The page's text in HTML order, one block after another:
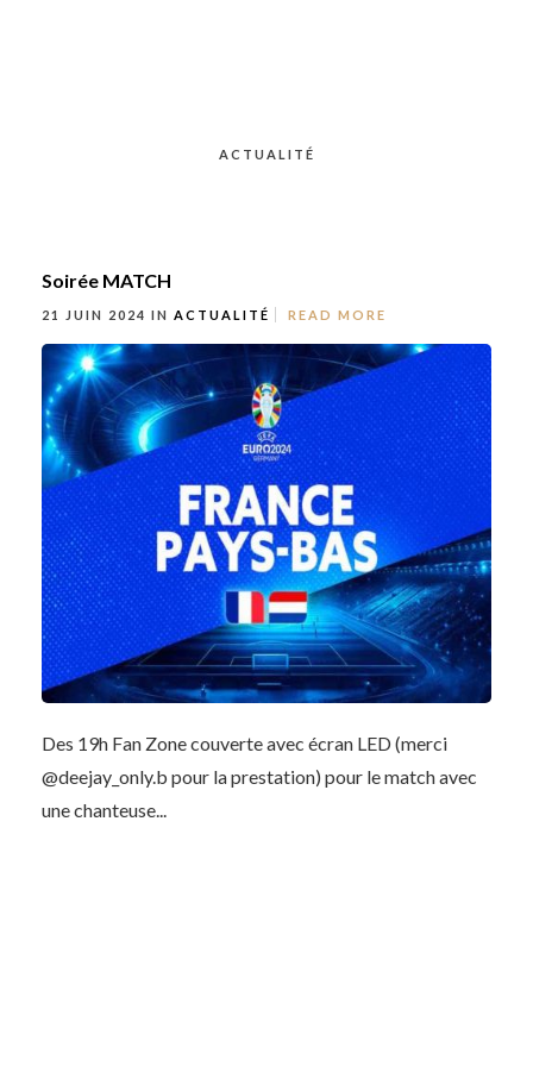
ACTUALITÉ
Soirée MATCH
21 JUIN 2024 IN ACTUALITÉ READ MORE
Des 19h Fan Zone couverte avec écran LED (merci
@deejay_only.b pour la prestation) pour le match avec
une chanteuse...